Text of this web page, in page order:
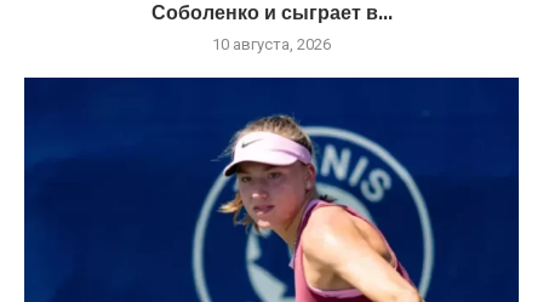
Соболенко и сыграет в...
10 августа, 2026